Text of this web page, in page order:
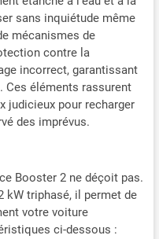
et puissante :
d’une recharge
22 kW
ou 7.4 kW
et chargez
80 % en 3 heures,
capacité de la
Conçu pour durer
et fiable :
(IP67), et
jusqu’à 3
Fonctionne de
+50°C, idéal pour les
sans inquiétude même
mécanismes de
contre la
incorrect, garantissant
Ces éléments rassurent
judicieux pour recharger
des imprévus.
Booster 2 ne déçoit pas.
kW triphasé, il permet de
votre voiture
ci-dessous :